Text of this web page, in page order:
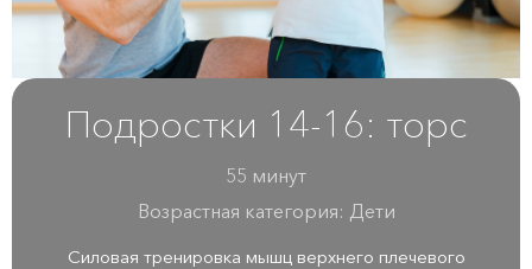
Подростки 14-16: торс
55 минут
Возрастная категория: Дети
Силовая тренировка мышц верхнего плечевого